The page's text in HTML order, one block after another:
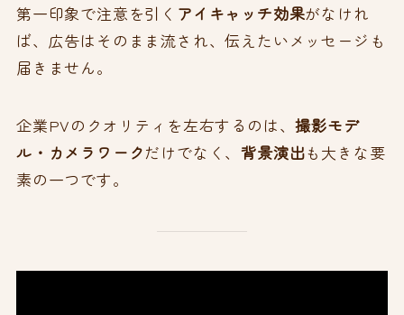
第一印象で注意を引く アイキャッチ効果がなけれ
ば、広告はそのまま流され、伝えたいメッセージも
届きません。
企業PVのクオリティを左右するのは、撮影モデ
ル・カメラワークだけでなく、背景演出も大きな要
素の一つです。